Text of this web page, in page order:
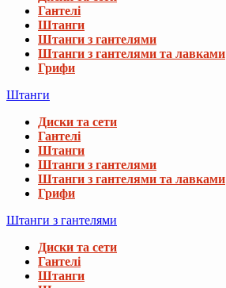
Гантелі
Штанги
Штанги з гантелями
Штанги з гантелями та лавками
Грифи
Штанги
Диски та сети
Гантелі
Штанги
Штанги з гантелями
Штанги з гантелями та лавками
Грифи
Штанги з гантелями
Диски та сети
Гантелі
Штанги